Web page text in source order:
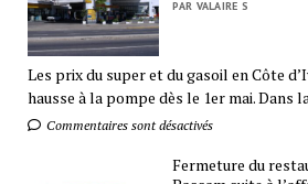
PAR VALAIRE S
Les prix du super et du gasoil en Côte
hausse à la pompe dès le 1er mai. Dans
Commentaires sont désactivés
Fermeture du